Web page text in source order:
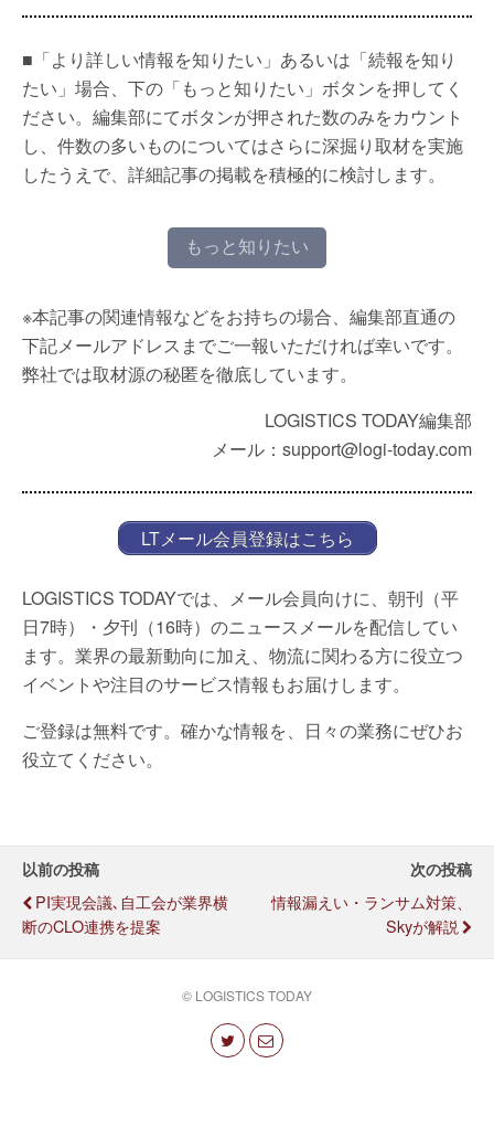
■「より詳しい情報を知りたい」あるいは「続報を知り
たい」場合、下の「もっと知りたい」ボタンを押してく
ださい。編集部にてボタンが押された数のみをカウント
し、件数の多いものについてはさらに深掘り取材を実施
したうえで、詳細記事の掲載を積極的に検討します。
もっと知りたい
※本記事の関連情報などをお持ちの場合、編集部直通の
下記メールアドレスまでご一報いただければ幸いです。
弊社では取材源の秘匿を徹底しています。
LOGISTICS TODAY編集部
メール：support@logi-today.com
LTメール会員登録はこちら
LOGISTICS TODAYでは、メール会員向けに、朝刊（平
日7時）・夕刊（16時）のニュースメールを配信してい
ます。業界の最新動向に加え、物流に関わる方に役立つ
イベントや注目のサービス情報もお届けします。
ご登録は無料です。確かな情報を、日々の業務にぜひお
役立てください。
以前の投稿
PI実現会議､自工会が業界横
断のCLO連携を提案
次の投稿
情報漏えい・ランサム対策、
Skyが解説
© LOGISTICS TODAY